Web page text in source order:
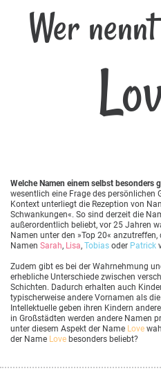
Wer
Welche Namen einem selbst besonders
wesentlich eine Frage des persönlichen
Kontext unterliegt die Rezeption von
Schwankungen«. So sind derzeit die
außerordentlich beliebt, vor 25 Jahren
Namen unter den »Top 20«
Namen Sarah, Lisa, Tobias oder Patrick
Zudem gibt es bei der Wahrnehmung
erhebliche Unterschiede zwischen
Schichten. Dadurch erhalten auch
typischerweise andere Vornamen als
Intellektuelle geben ihren Kindern
in Großstädten werden andere Namen
unter diesem Aspekt der Name Love
der Name Love besonders beliebt?